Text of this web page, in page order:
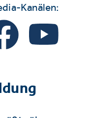
Kanälen: